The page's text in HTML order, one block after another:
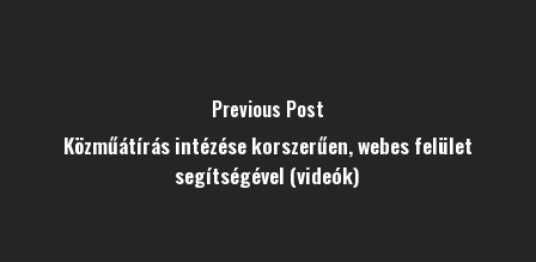
Previous Post
Közműátírás intézése korszerűen, webes felület
segítségével (videók)